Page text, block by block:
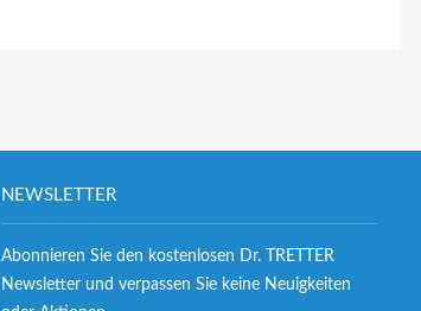
NEWSLETTER
Abonnieren Sie den kostenlosen Dr. TRETTER
Newsletter und verpassen Sie keine Neuigkeiten